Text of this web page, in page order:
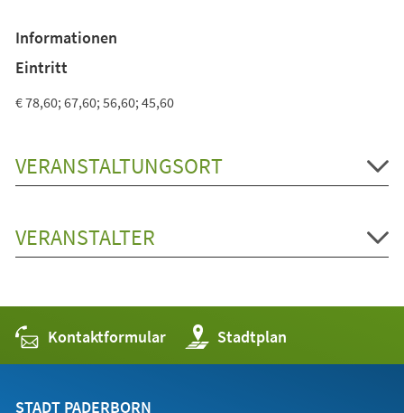
neuen
Tab)
Informationen
Eintritt
€ 78,60; 67,60; 56,60; 45,60
VERANSTALTUNGSORT
VERANSTALTER
Kontaktformular Stadtplan
(Öffnet
in
einem
STADT PADERBORN